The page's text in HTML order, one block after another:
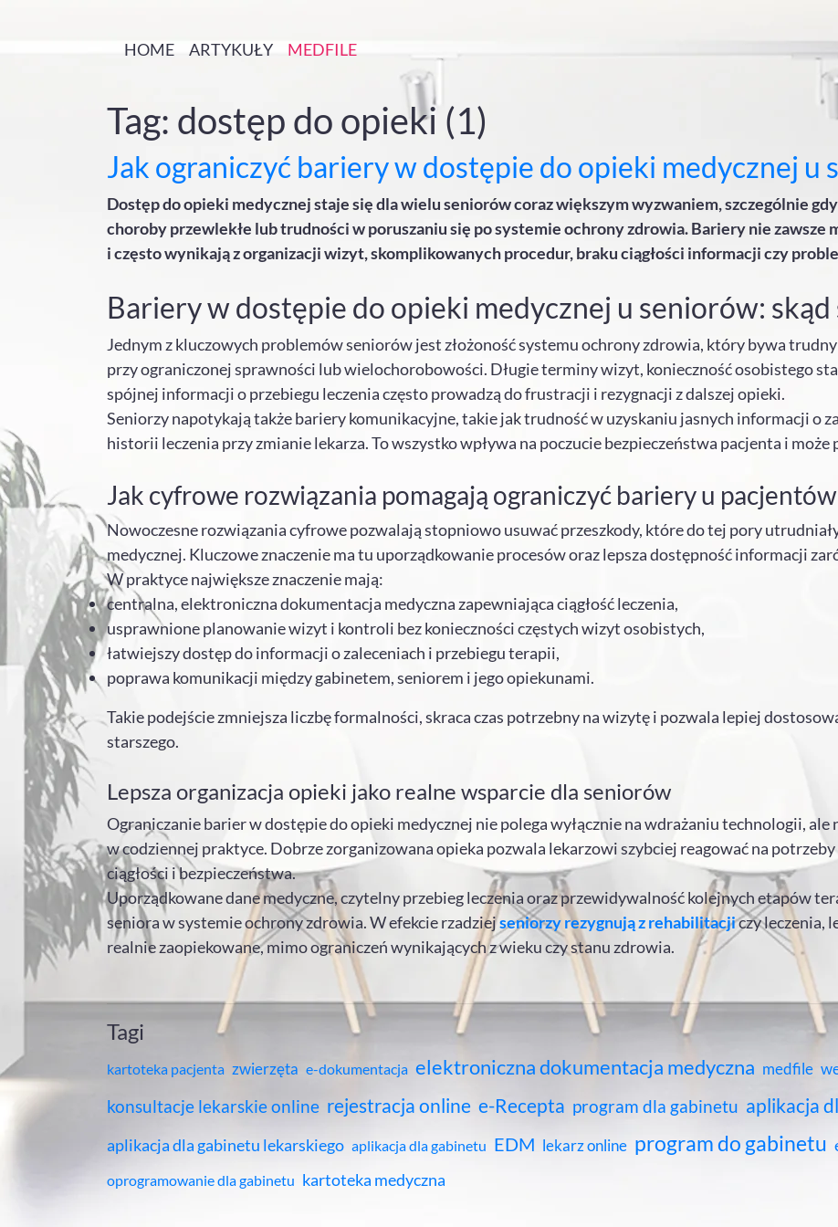
HOME ARTYKUŁY MEDFILE
Tag: dostęp do opieki (1)
Jak ograniczyć bariery w dostępie do opieki medycznej u
Dostęp do opieki medycznej staje się dla wielu seniorów coraz większym wyzwaniem, szczególnie
choroby przewlekłe lub trudności w poruszaniu się po systemie ochrony zdrowia. Bariery nie zawsze
i często wynikają z organizacji wizyt, skomplikowanych procedur, braku ciągłości informacji czy
Bariery w dostępie do opieki medycznej u seniorów: skąd
Jednym z kluczowych problemów seniorów jest złożoność systemu ochrony zdrowia, który bywa trudny
przy ograniczonej sprawności lub wielochorobowości. Długie terminy wizyt, konieczność osobistego
spójnej informacji o przebiegu leczenia często prowadzą do frustracji i rezygnacji z dalszej opieki.
Seniorzy napotykają także bariery komunikacyjne, takie jak trudność w uzyskaniu jasnych informacji o
historii leczenia przy zmianie lekarza. To wszystko wpływa na poczucie bezpieczeństwa pacjenta i
Jak cyfrowe rozwiązania pomagają ograniczyć bariery u
Nowoczesne rozwiązania cyfrowe pozwalają stopniowo usuwać przeszkody, które do tej pory
medycznej. Kluczowe znaczenie ma tu uporządkowanie procesów oraz lepsza dostępność informacji
W praktyce największe znaczenie mają:
centralna, elektroniczna dokumentacja medyczna zapewniająca ciągłość leczenia,
usprawnione planowanie wizyt i kontroli bez konieczności częstych wizyt osobistych,
łatwiejszy dostęp do informacji o zaleceniach i przebiegu terapii,
poprawa komunikacji między gabinetem, seniorem i jego opiekunami.
Takie podejście zmniejsza liczbę formalności, skraca czas potrzebny na wizytę i pozwala lepiej
starszego.
Lepsza organizacja opieki jako realne wsparcie dla seniorów
Ograniczanie barier w dostępie do opieki medycznej nie polega wyłącznie na wdrażaniu technologii,
w codziennej praktyce. Dobrze zorganizowana opieka pozwala lekarzowi szybciej reagować na
ciągłości i bezpieczeństwa.
Uporządkowane dane medyczne, czytelny przebieg leczenia oraz przewidywalność kolejnych etapów
seniora w systemie ochrony zdrowia. W efekcie rzadziejseniorzy rezygnują z rehabilitacjiczy leczenia,
realnie zaopiekowane, mimo ograniczeń wynikających z wieku czy stanu zdrowia.
Tagi
kartoteka pacjenta zwierzęta e-dokumentacja elektroniczna dokumentacja medyczna medfile
konsultacje lekarskie online rejestracja online e-Recepta program dla gabinetu aplikacja
aplikacja dla gabinetu lekarskiego aplikacja dla gabinetu EDM lekarz online program do gabinetu
oprogramowanie dla gabinetu kartoteka medyczna